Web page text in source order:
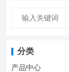
分类
产品中心